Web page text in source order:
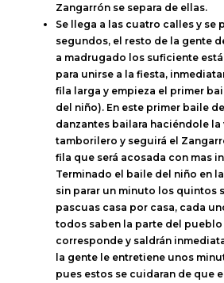
Zangarrón se separa de ellas.
Se llega a las cuatro calles y se
segundos, el resto de la gente
a madrugado los suficiente
para unirse a la fiesta,
fila larga y empieza el primer
del niño). En este primer baile
danzantes bailara haciéndole la
tamborilero y seguirá el
fila que será acosada con mas
Terminado el baile del niño en
sin parar un minuto los quintos
pascuas casa por casa, cada
todos saben la parte del pueblo
corresponde y saldrán
la gente le entretiene unos
pues estos se cuidaran de que